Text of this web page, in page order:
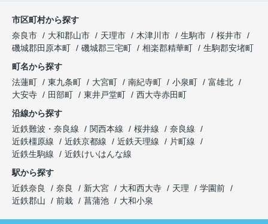
市区町村から探す
奈良市
大和郡山市 天理市 木津川市 生駒市
桜井市
磯城郡田原本町
磯城郡三宅町 相楽郡精華町
生駒郡安堵町
町名から探す
法蓮町
東九条町 大宮町 南紀寺町 小泉町
富雄北
大安寺
田部町 東井戸堂町
西大寺赤田町
沿線から探す
近鉄難波・奈良線
関西本線 桜井線
奈良線
近鉄橿原線
近鉄京都線 近鉄天理線
片町線
近鉄生駒線
近鉄けいはんな線
駅から探す
近鉄奈良
奈良 新大宮 大和西大寺 天理
学園前
近鉄郡山
前栽 菖蒲池 大和小泉